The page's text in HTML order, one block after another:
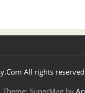
All rights reserved
Theme: SuperMag by